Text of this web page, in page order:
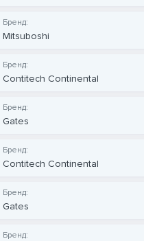
Бренд:
Mitsuboshi
Бренд:
Contitech Continental
Бренд:
Gates
Бренд:
Contitech Continental
Бренд:
Gates
Бренд: